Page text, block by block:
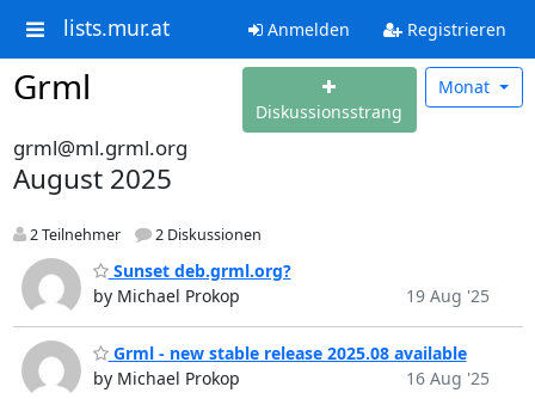
lists.mur.at Anmelden Registrieren
Grml
Diskussionsstrang
Monat
grml@ml.grml.org
August 2025
2 Teilnehmer 2 Diskussionen
Sunset deb.grml.org?
by Michael Prokop
19 Aug '25
Grml - new stable release 2025.08 available
by Michael Prokop
16 Aug '25